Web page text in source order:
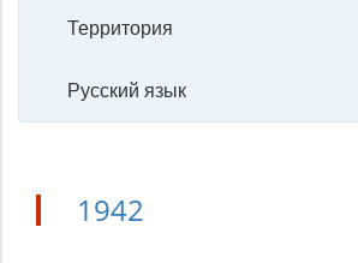
Территория
Русский язык
1942